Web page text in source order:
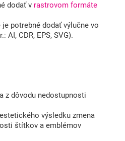
dodať v rastrovom formáte
potrebné dodať výlučne vo
AI, CDR, EPS, SVG).
z dôvodu nedostupnosti
výsledku zmena
štítkov a emblémov